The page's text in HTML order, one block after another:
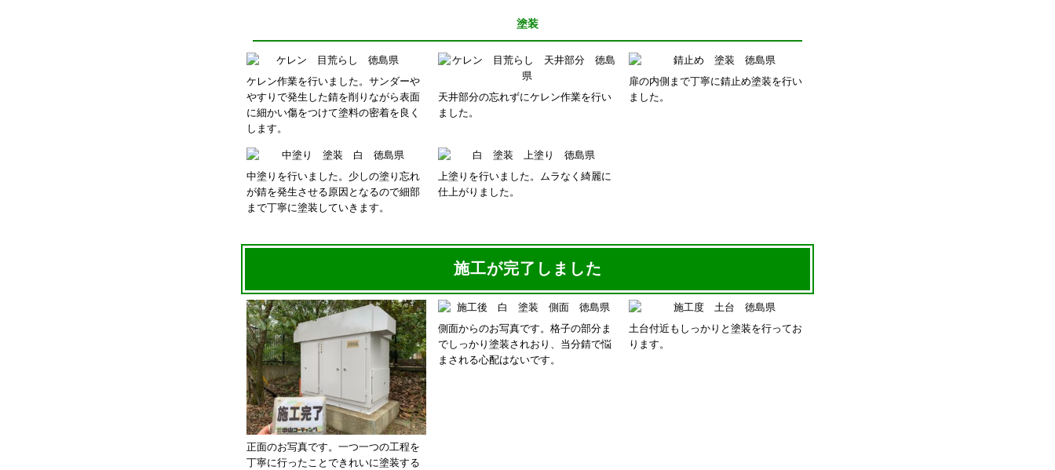
塗装
ケレン作業を行いました。サンダーや
やすりで発生した錆を削りながら表面
に細かい傷をつけて塗料の密着を良く
します。
天井部分の忘れずにケレン作業を行い
ました。
扉の内側まで丁寧に錆止め塗装を行い
ました。
中塗りを行いました。少しの塗り忘れ
が錆を発生させる原因となるので細部
まで丁寧に塗装していきます。
上塗りを行いました。ムラなく綺麗に
仕上がりました。
施工が完了しました
正面のお写真です。一つ一つの工程を
丁寧に行ったことできれいに塗装する
側面からのお写真です。格子の部分ま
でしっかり塗装されおり、当分錆で悩
まされる心配はないです。
土台付近もしっかりと塗装を行ってお
ります。